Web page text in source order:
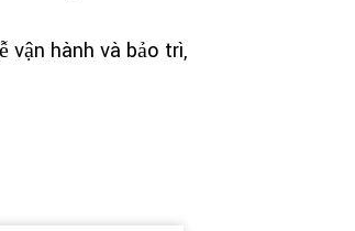
vận hành và bảo trì,